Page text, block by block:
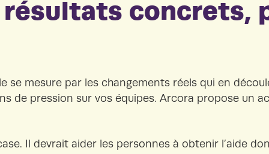
concrets,
se mesure par les changements réels qui en
de pression sur vos équipes. Arcora propose un
Il devrait aider les personnes à obtenir l’aide